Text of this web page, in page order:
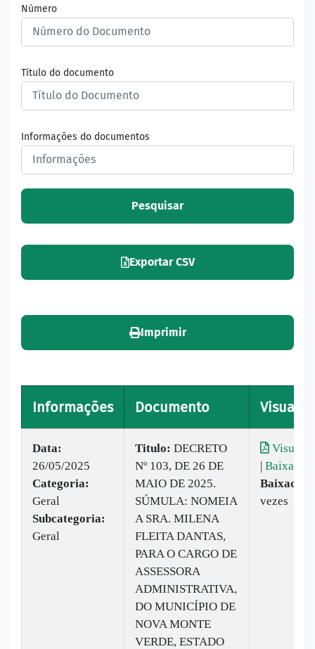
Número
Título do documento
Informações do documentos
Pesquisar
Exportar CSV
Imprimir
Informações Documento
Data:
26/05/2025
Categoria:
Geral
Subcategoria:
Geral
Titulo: DECRETO
Nº 103, DE 26 DE
MAIO DE 2025.
SÚMULA: NOMEIA
A SRA. MILENA
FLEITA DANTAS,
PARA O CARGO DE
ASSESSORA
ADMINISTRATIVA,
DO MUNICÍPIO DE
NOVA MONTE
VERDE, ESTADO
| Baixar
Baixado:
vezes